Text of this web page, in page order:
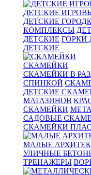
ДЕТСКИЕ
ДЕТСКИЕ
КОМПЛЕКСЫ
ДЕТСКИЕ ГОРКИ
ДЕТСКИЕ
СКАМЕЙКИ
СКАМЕЙКИ В
СПИНКОЙ
ДЕТСКИЕ
МАГАЗИНОВ
СКАМЕЙКИ
САДОВЫЕ
СКАМЕЙКИ
МАЛЫЕ
УЛИЧНЫЕ
ТРЕНАЖЕРЫ